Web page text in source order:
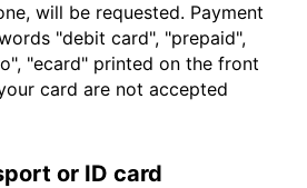
will be requested. Payment
"debit card", "prepaid",
"ecard" printed on the front
card are not accepted
or ID card